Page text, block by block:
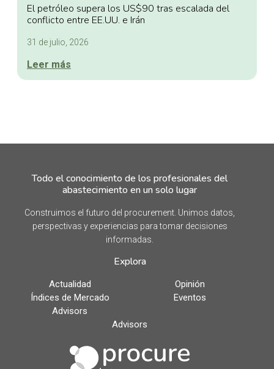
El petróleo supera los US$90 tras escalada del
conflicto entre EE.UU. e Irán
31 de julio, 2026
Leer más
Todo el conocimiento de los profesionales del
abastecimiento en un solo lugar
Construimos el futuro del procurement. Unimos datos,
perspectivas y experiencias para tomar decisiones
informadas.
Explora
Actualidad
Opinión
Índices de Mercado
Eventos
Advisors
Advisors